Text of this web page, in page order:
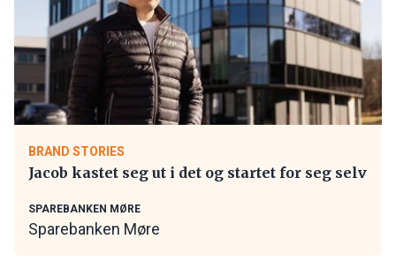
BRAND STORIES
Jacob kastet seg ut i det og startet for seg selv
SPAREBANKEN MØRE
Sparebanken Møre